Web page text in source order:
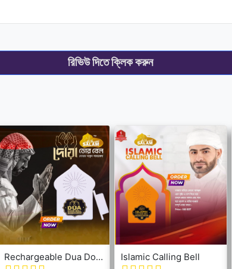
রিভিউ দিতে ক্লিক করুন
Rechargeable Dua Door Bell Islamic Calling Bell